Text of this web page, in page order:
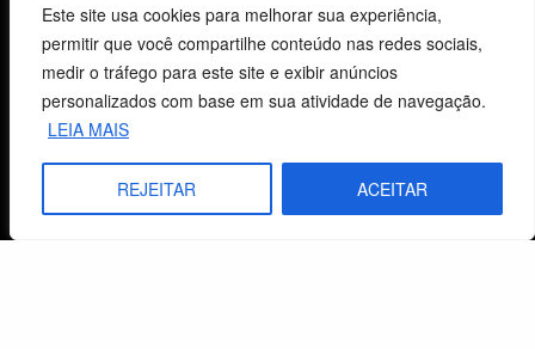
Este site usa cookies para melhorar sua experiência,
permitir que você compartilhe conteúdo nas redes sociais,
medir o tráfego para este site e exibir anúncios
personalizados com base em sua atividade de navegação.
LEIA MAIS
REJEITAR ACEITAR
Centro de Estudos Bíblicos
CNPJ: 29.832.607/0001-10
São Leopoldo, RS, Brasil
Fale Conosco